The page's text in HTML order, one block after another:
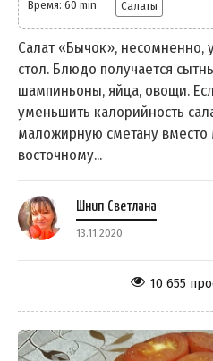
Время: 60 min Салаты
Салат «Бычок», несомненно,
стол. Блюдо получается
шампиньоны, яйца, овощи.
уменьшить калорийность
маложирную сметану вместо
восточному...
Шнип Светлана
13.11.2020
10 655